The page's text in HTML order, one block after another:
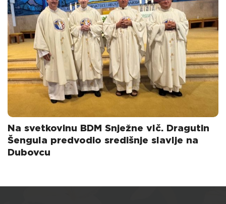
Na svetkovinu BDM Snježne vlč. Dragutin
Šengula predvodio središnje slavlje na
Dubovcu